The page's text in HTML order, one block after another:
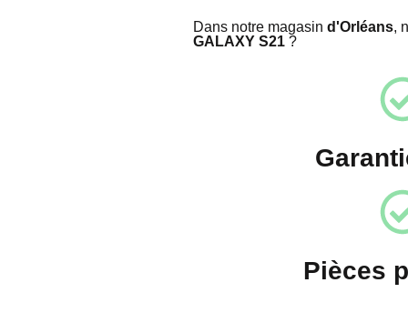
Dans notre magasin d'Orléans,
GALAXY S21?
Pièces